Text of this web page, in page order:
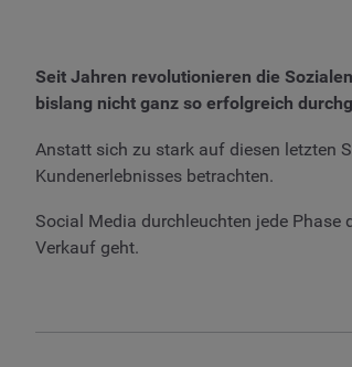
Seit Jahren revolutionieren die
bislang nicht ganz so erfolgreich
Anstatt sich zu stark auf diesen letzten
Kundenerlebnisses betrachten.
Social Media durchleuchten jede Phase
Verkauf geht.